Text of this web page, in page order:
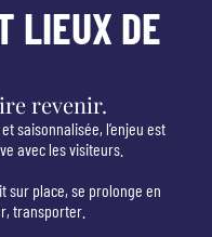
LIEUX DE
revenir.
saisonnalisée, l’enjeu est
avec les visiteurs.
sur place, se prolonge en
transporter.